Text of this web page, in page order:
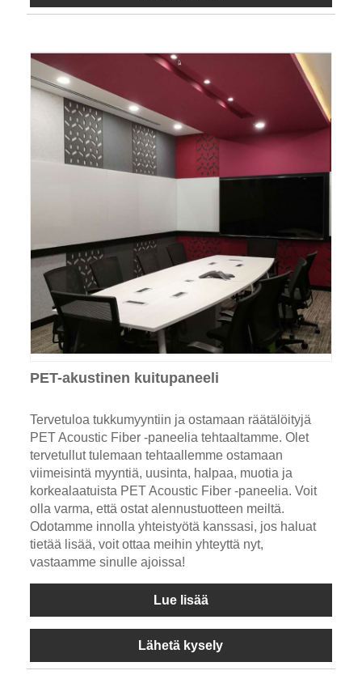
PET-akustinen kuitupaneeli
Tervetuloa tukkumyyntiin ja ostamaan räätälöityjä
PET Acoustic Fiber -paneelia tehtaaltamme. Olet
tervetullut tulemaan tehtaallemme ostamaan
viimeisintä myyntiä, uusinta, halpaa, muotia ja
korkealaatuista PET Acoustic Fiber -paneelia. Voit
olla varma, että ostat alennustuotteen meiltä.
Odotamme innolla yhteistyötä kanssasi, jos haluat
tietää lisää, voit ottaa meihin yhteyttä nyt,
vastaamme sinulle ajoissa!
Lue lisää
Lähetä kysely